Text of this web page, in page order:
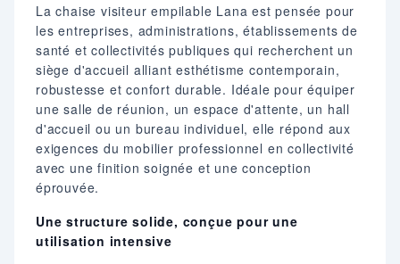
La chaise visiteur empilable Lana est pensée pour
les entreprises, administrations, établissements de
santé et collectivités publiques qui recherchent un
siège d'accueil alliant esthétisme contemporain,
robustesse et confort durable. Idéale pour équiper
une salle de réunion, un espace d'attente, un hall
d'accueil ou un bureau individuel, elle répond aux
exigences du mobilier professionnel en collectivité
avec une finition soignée et une conception
éprouvée.
Une structure solide, conçue pour une
utilisation intensive